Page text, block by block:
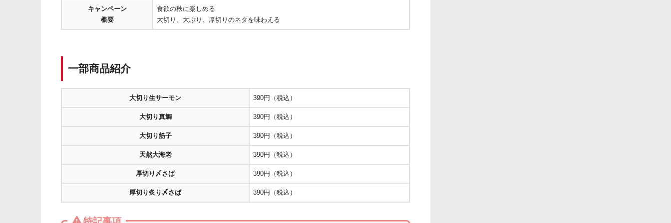
キャンペーン
概要
食欲の秋に楽しめる
大切り、大ぶり、厚切りのネタを味わえる
一部商品紹介
大切り生サーモン 390円（税込）
大切り真鯛 390円（税込）
大切り筋子 390円（税込）
天然大海老 390円（税込）
厚切り〆さば 390円（税込）
厚切り炙り〆さば 390円（税込）